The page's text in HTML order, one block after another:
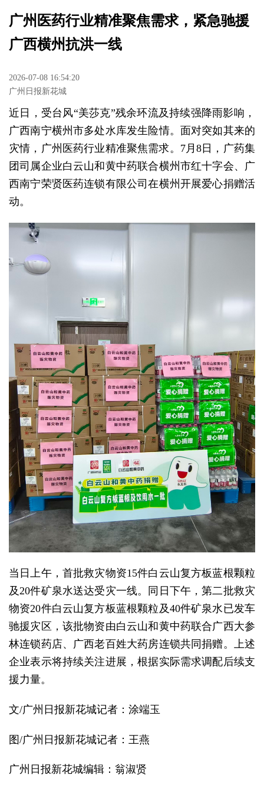
广州医药行业精准聚焦需求，紧急驰援
广西横州抗洪一线
2026-07-08 16:54:20
广州日报新花城
近日，受台风“美莎克”残余环流及持续强降雨影响，
广西南宁横州市多处水库发生险情。面对突如其来的
灾情，广州医药行业精准聚焦需求。7月8日，广药集
团司属企业白云山和黄中药联合横州市红十字会、广
西南宁荣贤医药连锁有限公司在横州开展爱心捐赠活
动。
当日上午，首批救灾物资15件白云山复方板蓝根颗粒
及20件矿泉水送达受灾一线。同日下午，第二批救灾
物资20件白云山复方板蓝根颗粒及40件矿泉水已发车
驰援灾区，该批物资由白云山和黄中药联合广西大参
林连锁药店、广西老百姓大药房连锁共同捐赠。上述
企业表示将持续关注进展，根据实际需求调配后续支
援力量。
文/广州日报新花城记者：涂端玉
图/广州日报新花城记者：王燕
广州日报新花城编辑：翁淑贤